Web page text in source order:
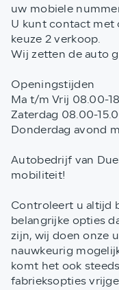
uw mobiele
U kunt contact met
keuze 2 verkoop.
Wij zetten de auto
Openingstijden
Ma t/m Vrij 08.00-
Zaterdag 08.00-
Donderdag avond
Autobedrijf van
mobiliteit!
Controleert u altijd
belangrijke opties
zijn, wij doen onze
nauwkeurig
komt het ook
fabrieksopties